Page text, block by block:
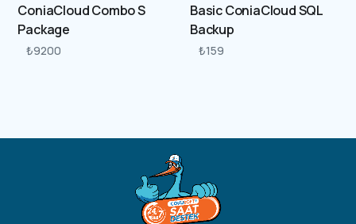
ConiaCloud Combo S
Package
₺9200
Basic ConiaCloud SQL
Backup
₺159